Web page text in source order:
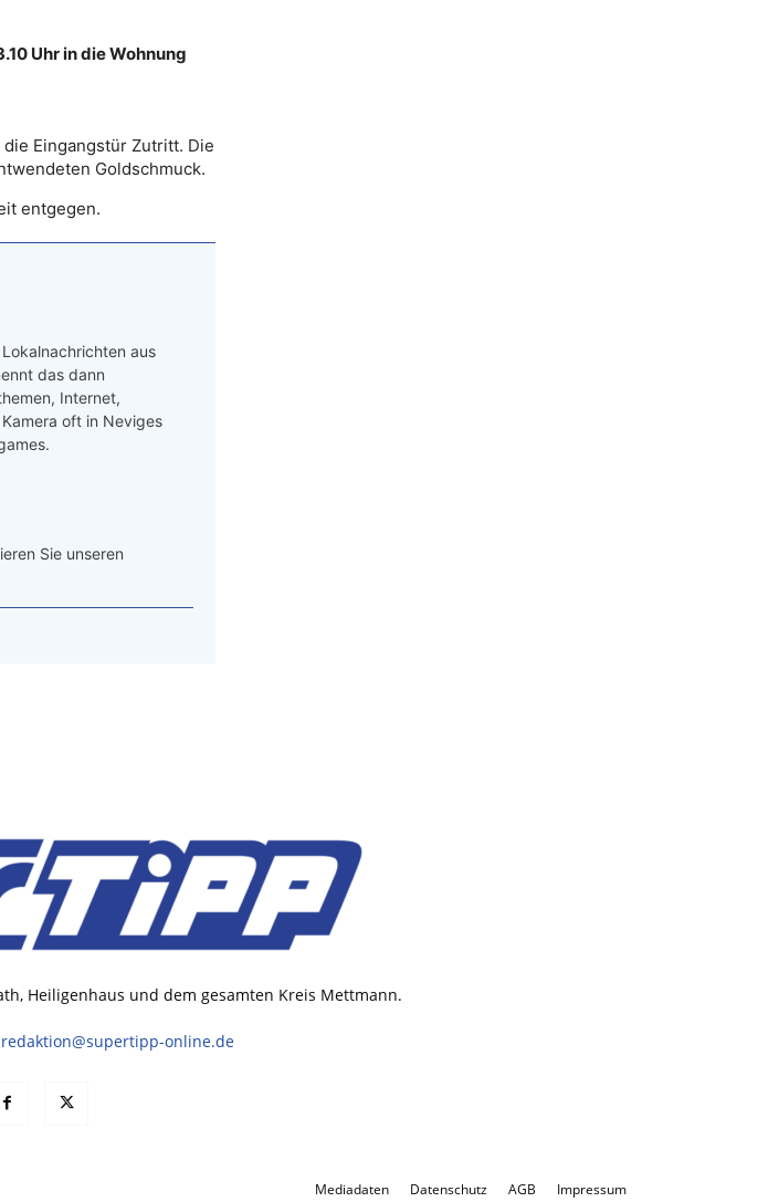
Uhr in die Wohnung
Eingangstür Zutritt. Die
Goldschmuck.
entgegen.
aus
das dann
Internet,
oft in Neviges
Sie unseren
Heiligenhaus und dem gesamten Kreis Mettmann.
redaktion@supertipp-online.de
Mediadaten Datenschutz AGB Impressum